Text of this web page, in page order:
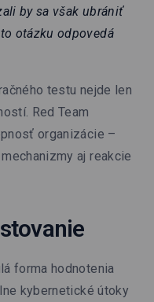
by sa však ubrániť
otázku odpovedá
testu nejde len
Red Team
organizácie –
aj reakcie
forma hodnotenia
kybernetické útoky